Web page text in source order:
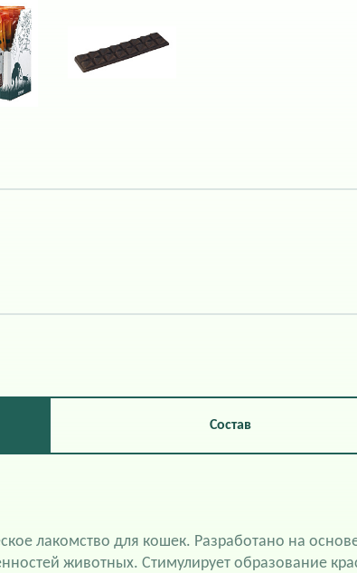
Состав
лакомство для кошек. Разработано на
животных. Стимулирует образование